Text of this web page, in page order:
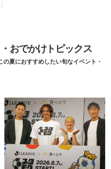
おでかけトピックス
夏におすすめしたい旬なイベント・